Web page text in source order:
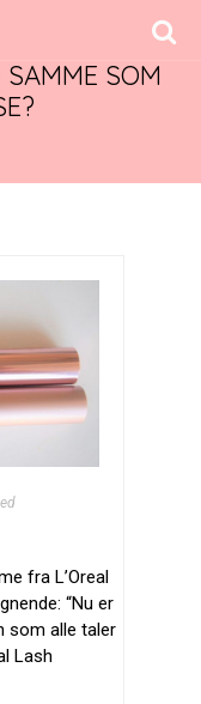
SAMME SOM
fra L’Oreal
“Nu er
som alle taler
Lash